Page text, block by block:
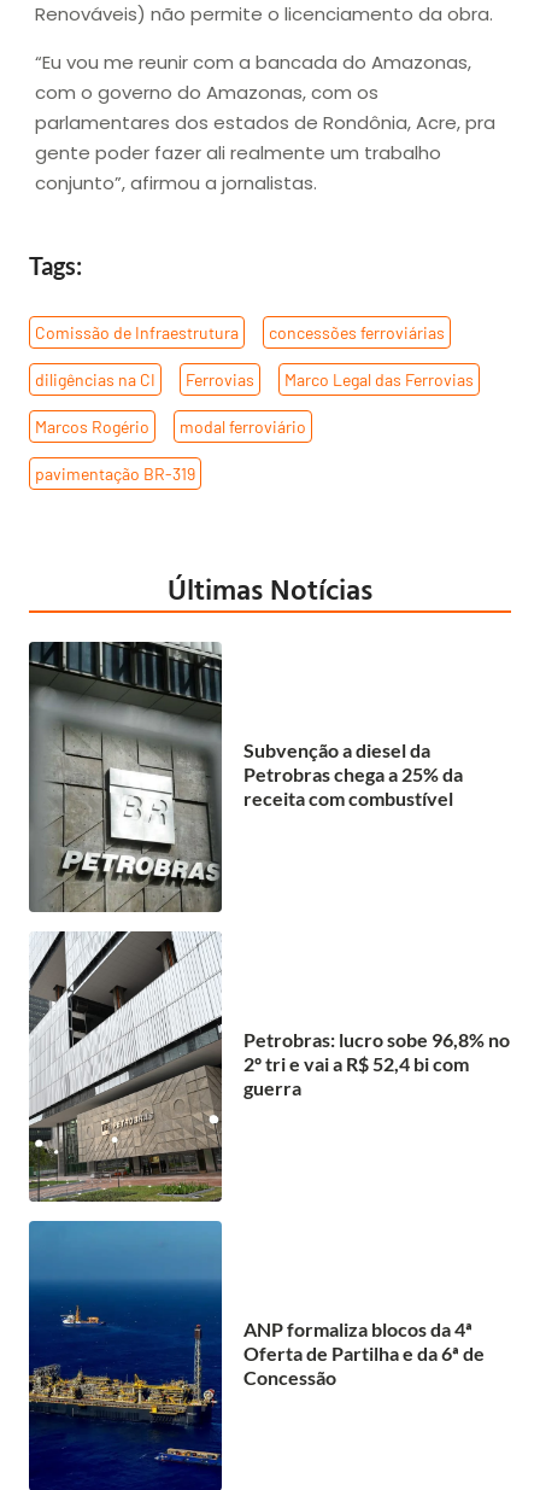
Renováveis) não permite o licenciamento da obra.
“Eu vou me reunir com a bancada do Amazonas,
com o governo do Amazonas, com os
parlamentares dos estados de Rondônia, Acre, pra
gente poder fazer ali realmente um trabalho
conjunto”, afirmou a jornalistas.
Tags:
Comissão de Infraestrutura concessões ferroviárias
diligências na CI Ferrovias Marco Legal das Ferrovias
Marcos Rogério modal ferroviário
pavimentação BR-319
Últimas Notícias
Subvenção a diesel da
Petrobras chega a 25% da
receita com combustível
Petrobras: lucro sobe 96,8% no
2º tri e vai a R$ 52,4 bi com
guerra
ANP formaliza blocos da 4ª
Oferta de Partilha e da 6ª de
Concessão